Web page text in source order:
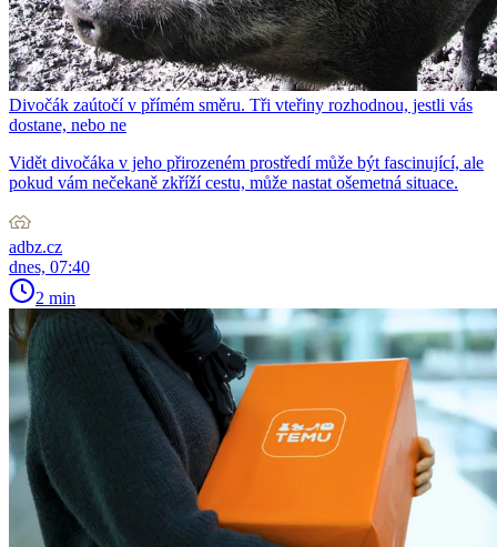
Divočák zaútočí v přímém směru. Tři vteřiny rozhodnou, jestli vás
dostane, nebo ne
Vidět divočáka v jeho přirozeném prostředí může být fascinující, ale
pokud vám nečekaně zkříží cestu, může nastat ošemetná situace.
adbz.cz
dnes, 07:40
2 min